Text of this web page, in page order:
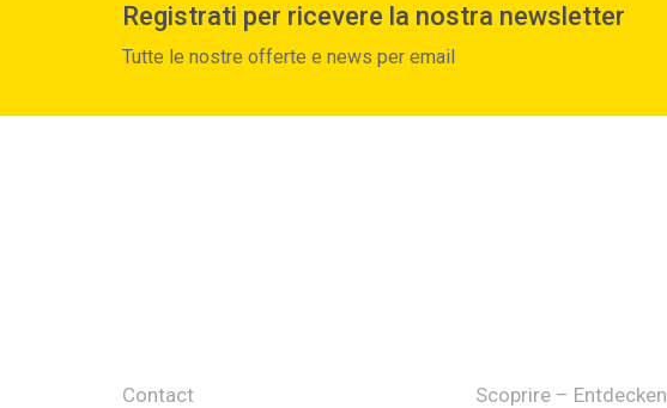
Registrati per ricevere la nostra newsletter
Tutte le nostre offerte e news per email
Contact Scoprire – Entdecken